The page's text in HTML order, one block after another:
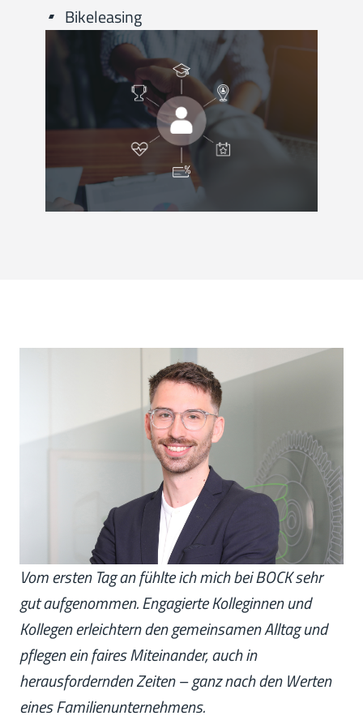
Bikeleasing
Vom ersten Tag an fühlte ich mich bei BOCK sehr
gut aufgenommen. Engagierte Kolleginnen und
Kollegen erleichtern den gemeinsamen Alltag und
pflegen ein faires Miteinander, auch in
herausfordernden Zeiten –ganz nach den Werten
eines Familienunternehmens.